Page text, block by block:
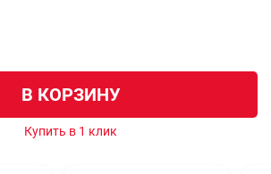
В КОРЗИНУ
Купить в 1 клик